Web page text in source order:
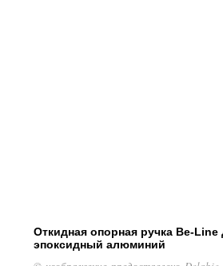
Откидная опорная ручка Be-
эпоксидный алюминий